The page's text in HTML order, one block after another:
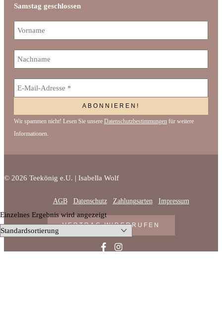
Einzelnes Ergebnis wird angezeigt
Samstag geschlossen
Wir spammen nicht! Lesen Sie unsere Datenschutzbestimmungen für weitere
Informationen.
© 2026 Teekönig e.U. | Isabella Wolf
AGB Datenschutz Zahlungsarten Impressum
VERTRAG WIDERRUFEN